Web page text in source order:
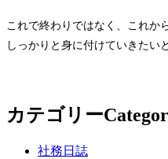
これで終わりではなく、これか
しっかりと身に付けていきたい
カテゴリー
社務日誌